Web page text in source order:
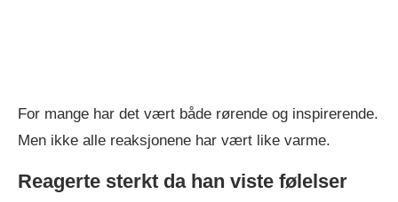
For mange har det vært både rørende og inspirerende.
Men ikke alle reaksjonene har vært like varme.
Reagerte sterkt da han viste følelser